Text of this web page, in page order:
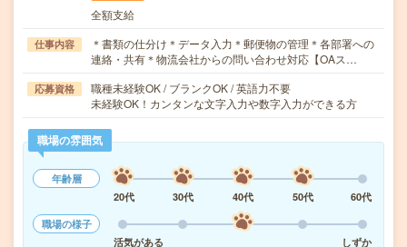
全額支給
仕事内容
＊書類の仕分け＊データ入力＊郵便物の管理＊各部署への
連絡・共有＊物流会社からの問い合わせ対応【OAス…
応募資格
職種未経験OK / ブランクOK / 英語力不要
未経験OK！カンタンな文字入力や数字入力ができる方
職場の雰囲気
年齢層
20代
30代 40代 50代
60代
職場の様子
活気がある
しずか